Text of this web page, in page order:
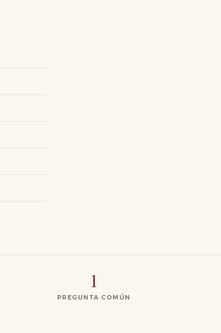
1
PREGUNTA COMÚN